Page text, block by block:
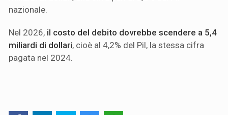
nazionale.
Nel 2026, il costo del debito dovrebbe scendere a 5,4
miliardi di dollari, cioè al 4,2% del Pil, la stessa cifra
pagata nel 2024.